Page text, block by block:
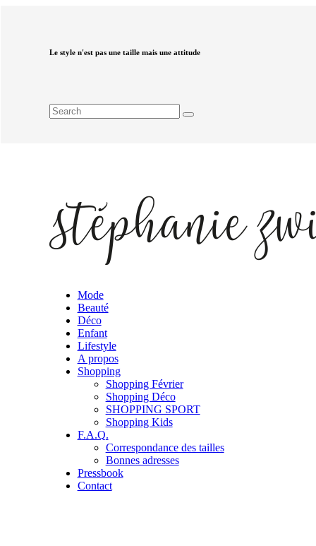
Le style n'est pas une taille mais une attitude
Mode
Beauté
Déco
Enfant
Lifestyle
A propos
Shopping
Shopping Février
Shopping Déco
SHOPPING SPORT
Shopping Kids
F.A.Q.
Correspondance des tailles
Bonnes adresses
Pressbook
Contact